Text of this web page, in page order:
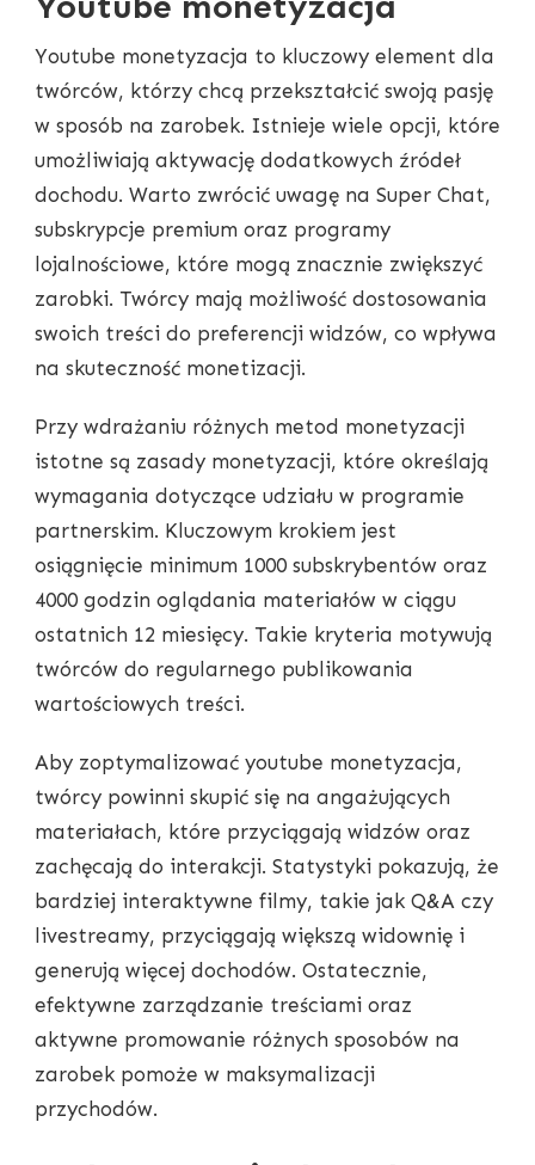
Youtube monetyzacja to kluczowy element dla
twórców, którzy chcą przekształcić swoją pasję
w sposób na zarobek. Istnieje wiele opcji, które
umożliwiają aktywację dodatkowych źródeł
dochodu. Warto zwrócić uwagę na Super Chat,
subskrypcje premium oraz programy
lojalnościowe, które mogą znacznie zwiększyć
zarobki. Twórcy mają możliwość dostosowania
swoich treści do preferencji widzów, co wpływa
na skuteczność monetizacji.
Przy wdrażaniu różnych metod monetyzacji
istotne są zasady monetyzacji, które określają
wymagania dotyczące udziału w programie
partnerskim. Kluczowym krokiem jest
osiągnięcie minimum 1000 subskrybentów oraz
4000 godzin oglądania materiałów w ciągu
ostatnich 12 miesięcy. Takie kryteria motywują
twórców do regularnego publikowania
wartościowych treści.
Aby zoptymalizować youtube monetyzacja,
twórcy powinni skupić się na angażujących
materiałach, które przyciągają widzów oraz
zachęcają do interakcji. Statystyki pokazują, że
bardziej interaktywne filmy, takie jak Q&A czy
livestreamy, przyciągają większą widownię i
generują więcej dochodów. Ostatecznie,
efektywne zarządzanie treściami oraz
aktywne promowanie różnych sposobów na
zarobek pomoże w maksymalizacji
przychodów.